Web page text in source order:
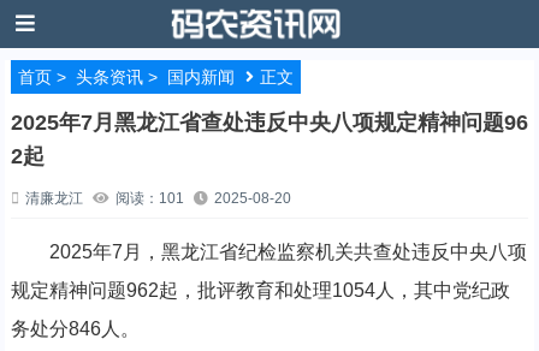
首页> 头条资讯> 国内新闻 正文
2025年7月黑龙江省查处违反中央八项规定精神问题96
2起
清廉龙江 阅读：101 2025-08-20
2025年7月，黑龙江省纪检监察机关共查处违反中央八项
规定精神问题962起，批评教育和处理1054人，其中党纪政
务处分846人。